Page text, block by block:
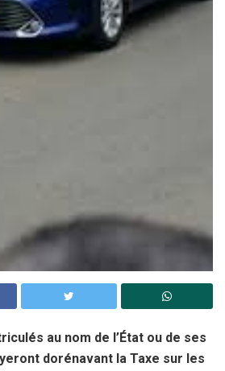
au nom de l’État ou de ses
dorénavant la Taxe sur les